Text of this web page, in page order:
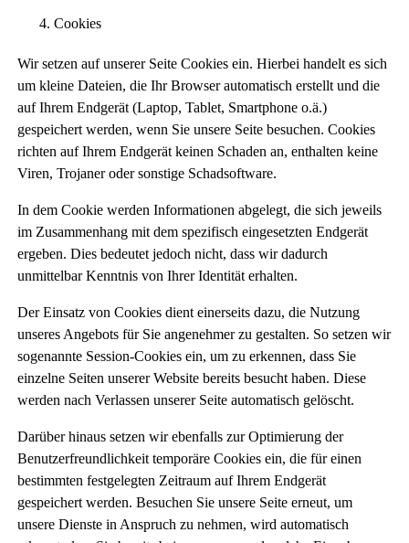
Cookies
Wir setzen auf unserer Seite Cookies ein. Hierbei handelt es sich
um kleine Dateien, die Ihr Browser automatisch erstellt und die
auf Ihrem Endgerät (Laptop, Tablet, Smartphone o.ä.)
gespeichert werden, wenn Sie unsere Seite besuchen. Cookies
richten auf Ihrem Endgerät keinen Schaden an, enthalten keine
Viren, Trojaner oder sonstige Schadsoftware.
In dem Cookie werden Informationen abgelegt, die sich jeweils
im Zusammenhang mit dem spezifisch eingesetzten Endgerät
ergeben. Dies bedeutet jedoch nicht, dass wir dadurch
unmittelbar Kenntnis von Ihrer Identität erhalten.
Der Einsatz von Cookies dient einerseits dazu, die Nutzung
unseres Angebots für Sie angenehmer zu gestalten. So setzen wir
sogenannte Session-Cookies ein, um zu erkennen, dass Sie
einzelne Seiten unserer Website bereits besucht haben. Diese
werden nach Verlassen unserer Seite automatisch gelöscht.
Darüber hinaus setzen wir ebenfalls zur Optimierung der
Benutzerfreundlichkeit temporäre Cookies ein, die für einen
bestimmten festgelegten Zeitraum auf Ihrem Endgerät
gespeichert werden. Besuchen Sie unsere Seite erneut, um
unsere Dienste in Anspruch zu nehmen, wird automatisch